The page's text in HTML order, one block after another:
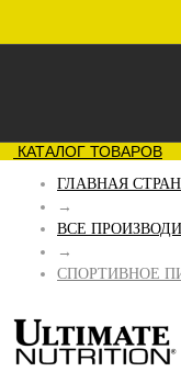
КАТАЛОГ ТОВАРОВ
ГЛАВНАЯ
→
ВСЕ
→
СПОРТИВНОЕ